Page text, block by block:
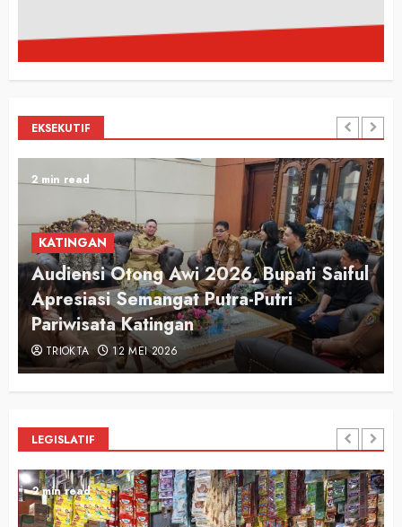
EKSEKUTIF
2 min read
KATINGAN
Audiensi Otong Awi 2026, Bupati Saiful
Apresiasi Semangat Putra-Putri
Pariwisata Katingan
TRIOKTA 12 MEI 2026
LEGISLATIF
2 min read